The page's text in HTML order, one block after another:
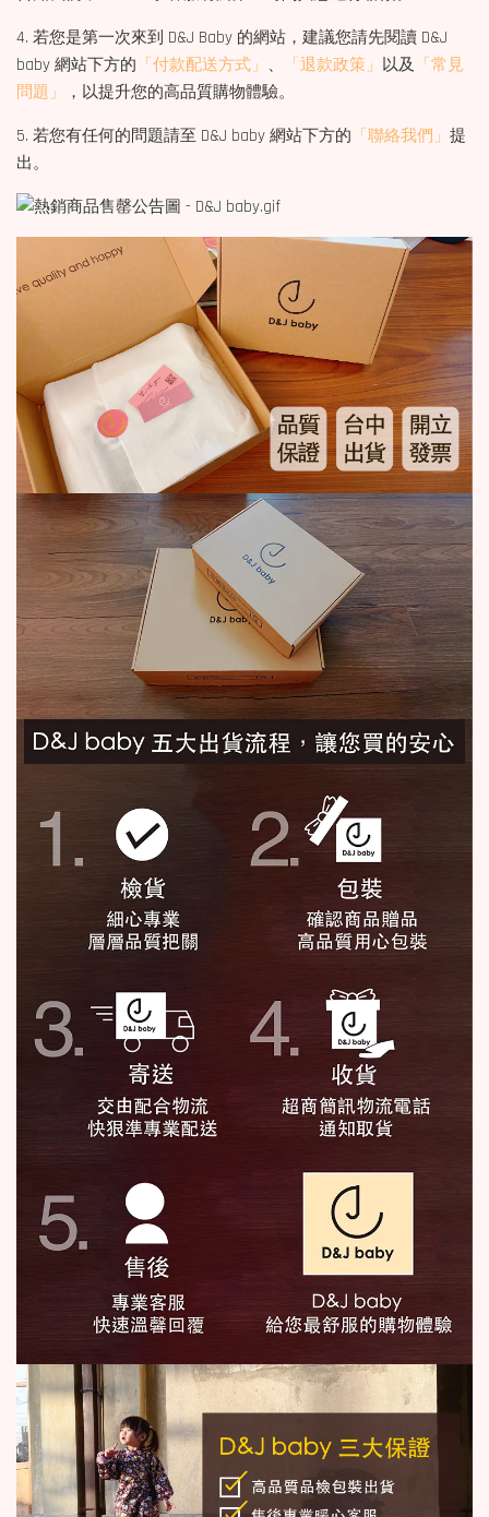
4. 若您是第一次來到 D&J Baby 的網站，建議您請先閱讀 D&J
baby 網站下方的 「付款配送方式」 、 「退款政策」 以及
「常見
問題」
，以提升您的高品質購物體驗。
5. 若您有任何的問題請至 D&J baby 網站下方的 「聯絡我們」 提
出。